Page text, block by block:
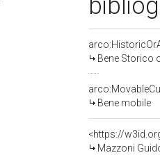
Bene Storico
Bene mobile
<https://
Mazzoni